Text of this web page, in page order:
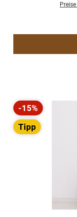
Rabatt
-15%
Tipp